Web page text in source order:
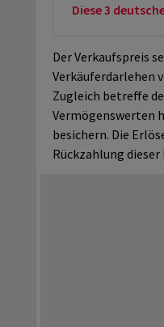
Diese 3
Der Verkaufspreis
Verkäuferdarlehen
Zugleich betreffe
Vermögenswerten
besichern. Die
Rückzahlung